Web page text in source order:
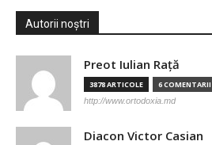
Autorii noștri
Preot Iulian Raţă
3878 ARTICOLE 6 COMENTARII
http://www.ortodoxia.md
Diacon Victor Casian